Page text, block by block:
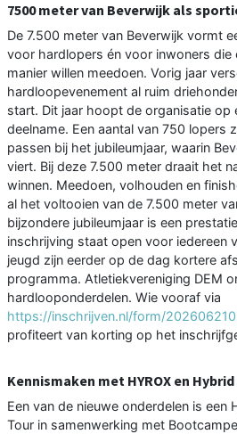
7500 meter van Beverwijk als
De 7.500 meter van Beverwijk vormt
voor hardlopers én voor inwoners die
manier willen meedoen. Vorig jaar
hardloopevenement al ruim
start. Dit jaar hoopt de organisatie op
deelname. Een aantal van 750 lopers
passen bij het jubileumjaar, waarin
viert. Bij deze 7.500 meter draait het
winnen. Meedoen, volhouden en
al het voltooien van de 7.500 meter
bijzondere jubileumjaar is een
inschrijving staat open voor iedereen
jeugd zijn eerder op de dag kortere
programma. Atletiekvereniging DEM
hardlooponderdelen. Wie vooraf via
https://inschrijven.nl/form/
profiteert van korting op het
Kennismaken met HYROX en
Een van de nieuwe onderdelen is een
Tour in samenwerking met